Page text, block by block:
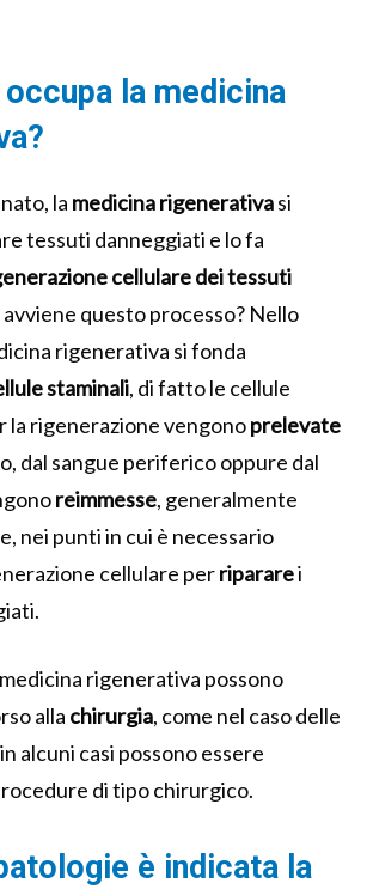
la medicina
la medicina rigenerativasi
tessuti danneggiati e lo fa
cellulare dei tessuti
avviene questo processo? Nello
rigenerativa si fonda
staminali, di fatto le cellule
rigenerazione vengonoprelevate
dal sangue periferico oppure dal
reimmesse, generalmente
nei punti in cui è necessario
cellulare perripararei
rigenerativa possono
alla chirurgia, come nel caso delle
alcuni casi possono essere
di tipo chirurgico.
è indicata la